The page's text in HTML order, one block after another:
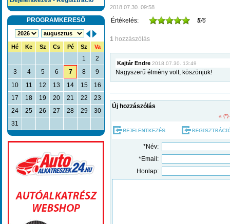
PROGRAMKERESŐ
Hé Ke Sz Cs Pé Sz Va
1
2
3
4 5 6 7 8
9
10
11 12 13 14 15
16
17
18 19 20 21 22
23
24
25 26 27 28 29
30
31
2018.07.30. 09:58
Értékelés: 5/6
1 hozzászólás
Kajtár Endre 2018.07.30. 13:49
Nagyszerű élmény volt, köszönjük!
Új hozzászólás
a
*Név:
*Email:
Honlap: